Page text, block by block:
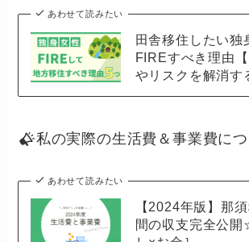
あわせて読みたい
田舎移住したい独
FIREすべき理由
やリスクを解消す
私の実際の生活費＆事業費に
あわせて読みたい
【2024年版】那
間の収支完全公